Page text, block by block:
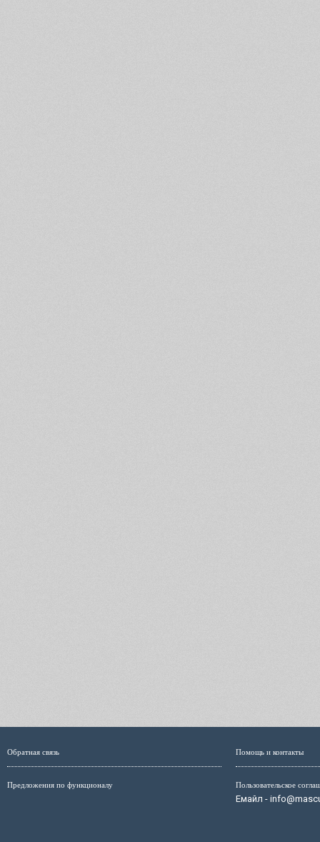
Обратная связь
Предложения по функционалу
Помощь и контакты
Пользовательское
Емайл -